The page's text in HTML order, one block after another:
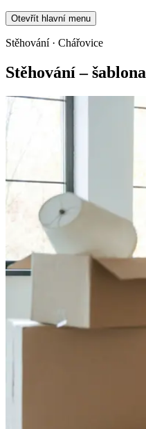
Otevřít hlavní menu
Stěhování · Chářovice
Stěhování – šablona